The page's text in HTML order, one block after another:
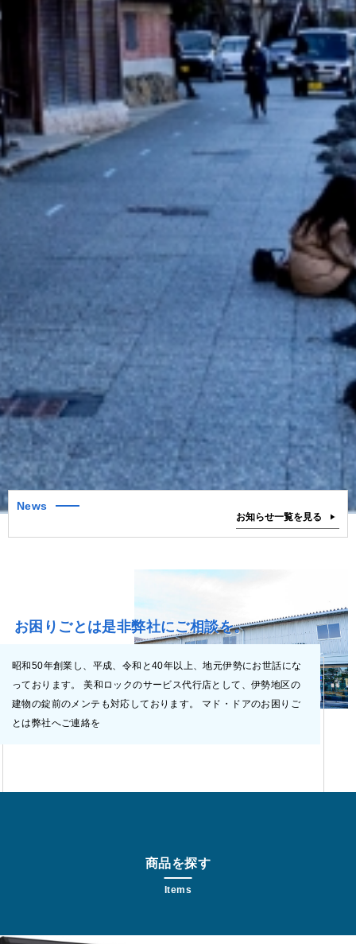
News
お知らせ一覧を見る
お困りごとは是非弊社にご相談を。
昭和50年創業し、平成、令和と40年以上、地元伊勢にお世話にな
っております。 美和ロックのサービス代行店として、伊勢地区の
建物の錠前のメンテも対応しております。 マド・ドアのお困りご
とは弊社へご連絡を
商品を探す
Items